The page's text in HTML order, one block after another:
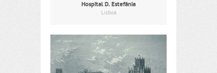
Hospital D. Estefânia
Lisboa